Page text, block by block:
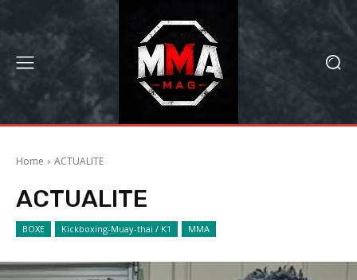
Home ACTUALITE
ACTUALITE
BOXE Kickboxing-Muay-thai / K1 MMA